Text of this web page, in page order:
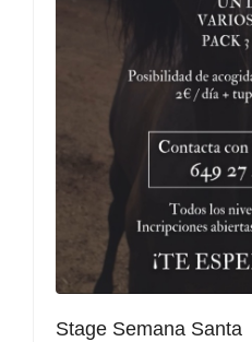
Stage Semana Santa